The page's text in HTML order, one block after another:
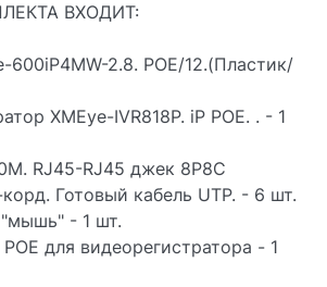
ВХОДИТ:
600iP4MW-2.8. POE/12.(Пластик/
XMEye-IVR818P. iP POE. . - 1
RJ45-RJ45 джек 8P8C
Готовый кабель UTP. - 6 шт.
- 1 шт.
для видеорегистратора - 1